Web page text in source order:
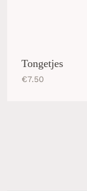
Tongetjes
€7.50